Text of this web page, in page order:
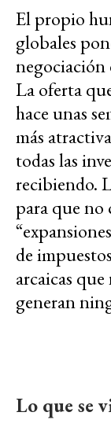
El propio
globales
negociación
La oferta
hace unas
más
todas las
recibiendo.
para que no
de
arcaicas
generan
Lo que se